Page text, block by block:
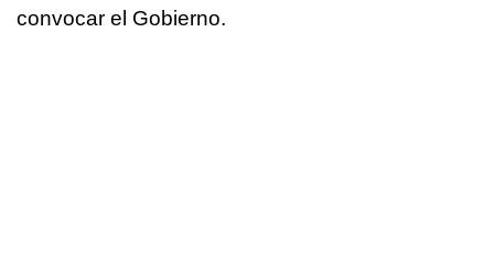
convocar el Gobierno.